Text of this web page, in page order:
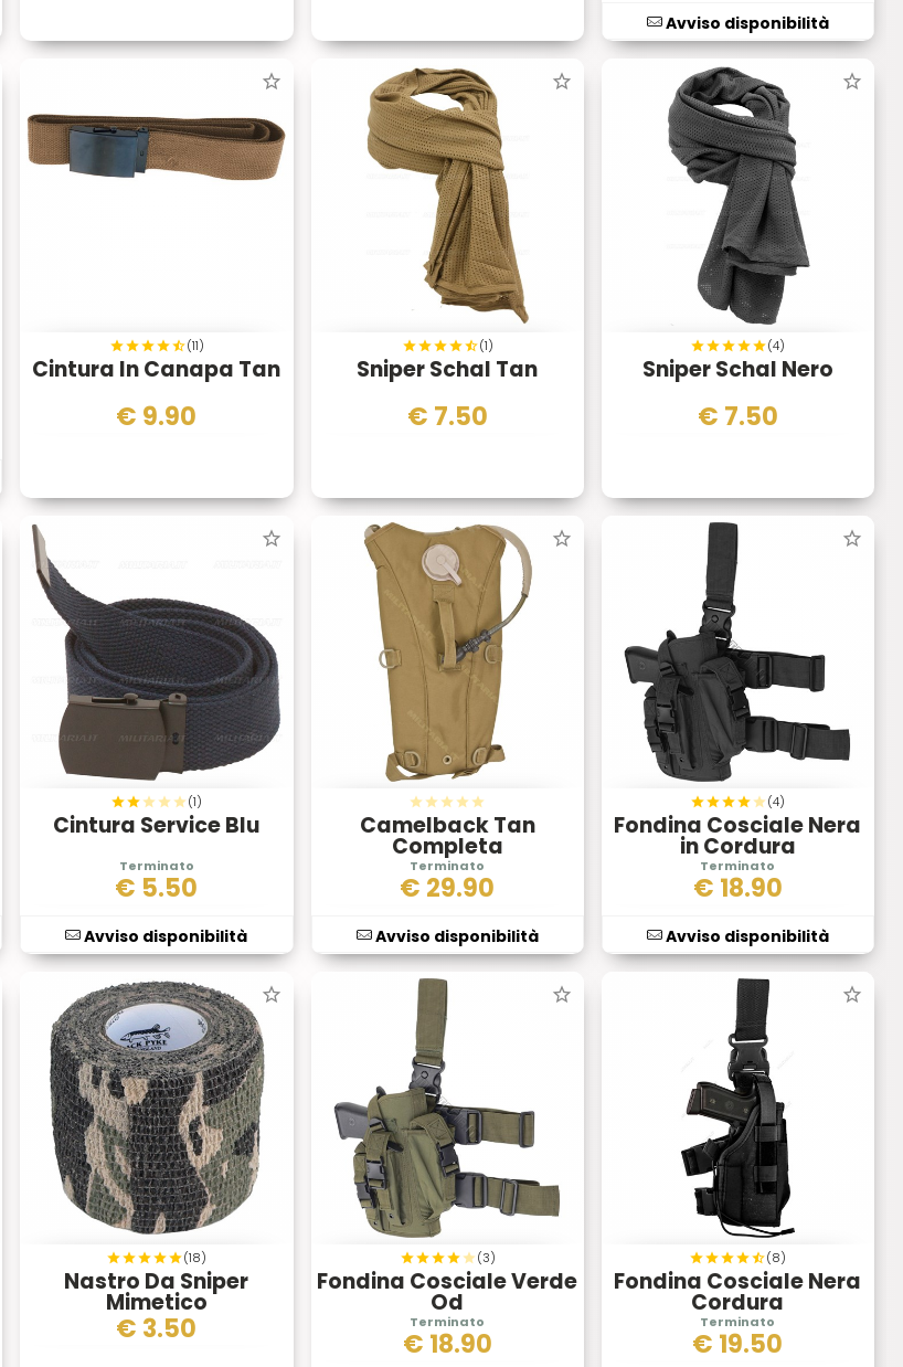
Avviso disponibilità
(11)
Cintura In Canapa Tan
€ 9.90
(1)
Sniper Schal Tan
€ 7.50
(4)
Sniper Schal Nero
€ 7.50
(1)
Cintura Service Blu
€ 5.50
Avviso disponibilità
Camelback Tan
Completa
€ 29.90
Avviso disponibilità
(4)
Fondina Cosciale Nera
in Cordura
€ 18.90
Avviso disponibilità
(18)
Nastro Da Sniper
Mimetico
€ 3.50
(3)
Fondina Cosciale Verde
Od
€ 18.90
(8)
Fondina Cosciale Nera
Cordura
€ 19.50